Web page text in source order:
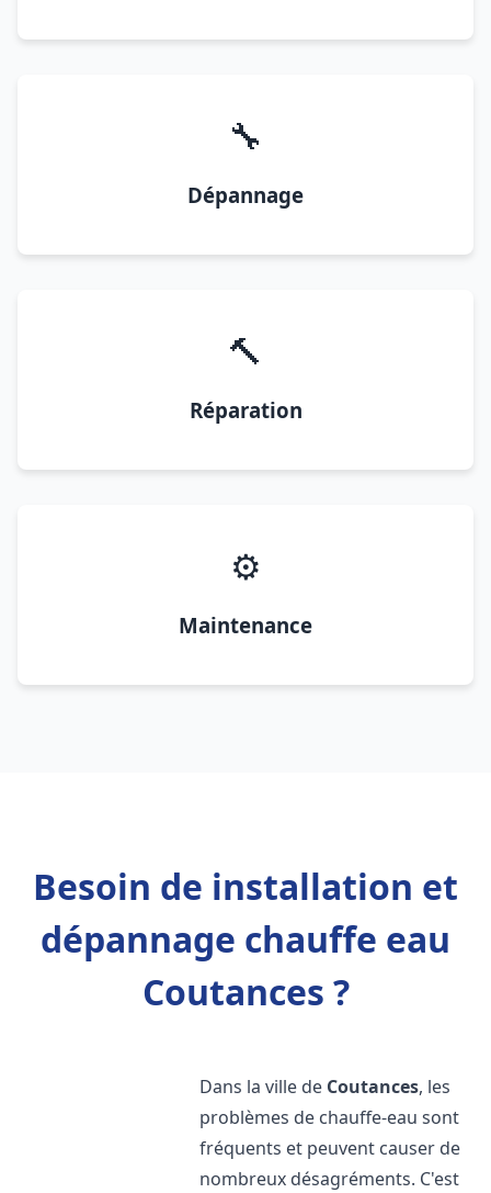
🔧
Dépannage
🔨
Réparation
⚙️
Maintenance
Besoin de installation et
dépannage chauffe eau
Coutances ?
Dans la ville de Coutances, les
problèmes de chauffe-eau sont
fréquents et peuvent causer de
nombreux désagréments. C'est